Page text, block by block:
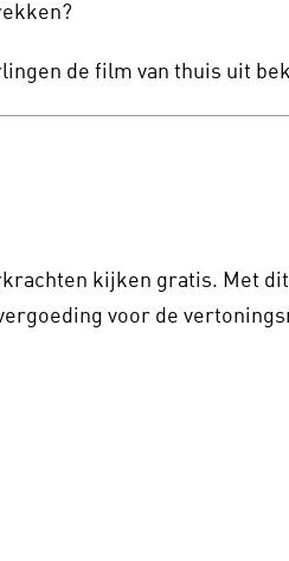
de film van thuis uit
kijken gratis. Met dit
voor de